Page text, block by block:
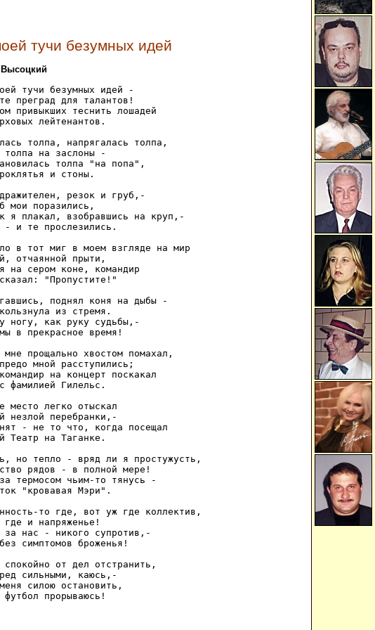
тучи безумных идей
тучи безумных идей -
преград для талантов!
привыкших теснить лошадей
лейтенантов.
толпа, напрягалась толпа,
толпа на заслоны -
толпа "на попа",
и стоны.
резок и груб,-
мои поразились,
я плакал, взобравшись на круп,-
- и те прослезились.
в тот миг в моем взгляде на мир
отчаянной прыти,
на сером коне, командир
"Пропустите!"
поднял коня на дыбы -
из стремя.
ногу, как руку судьбы,-
в прекрасное время!
мне прощально хвостом помахал,
мной расступились;
на концерт поскакал
фамилией Гилельс.
место легко отыскал
незлой перебранки,-
- не то что, когда посещал
Театр на Таганке.
но тепло - вряд ли я простужусть,
рядов - в полной мере!
термосом чьим-то тянусь -
"кровавая Мэри".
то где, вот уж где коллектив,
где и напряженье!
за нас - никого супротив,-
симптомов броженья!
спокойно от дел отстранить,
сильными, каюсь,-
силою остановить,
футбол прорываюсь!